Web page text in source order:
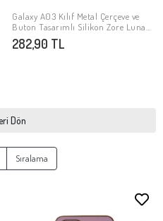
SEPETE EKLE
Galaxy A03 Kılıf Metal Çerçeve ve
Buton Tasarımlı Silikon Zore Luna
Kapak
282,90 TL
Dön
Sıralama